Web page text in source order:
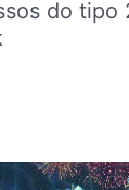
do tipo